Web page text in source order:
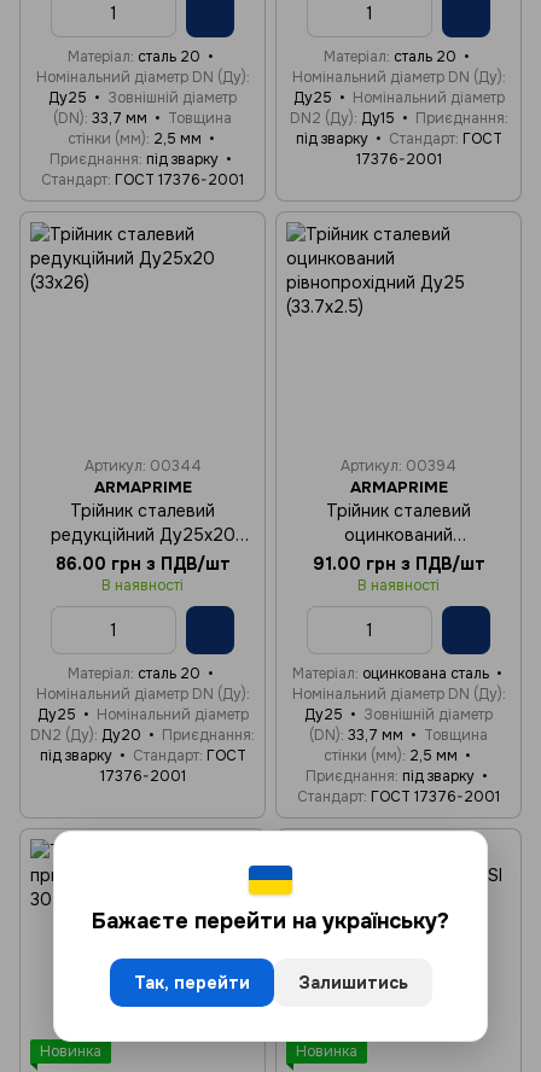
Матеріал сталь 20
Номінальний діаметр DN (Ду)
Ду25
Зовнішній діаметр
(DN) 33,7 мм
Товщина
стінки (мм) 2,5 мм
Приєднання під зварку
Стандарт ГОСТ 17376-2001
Матеріал сталь 20
Номінальний діаметр DN (Ду)
Ду25
Номінальний діаметр
DN2 (Ду) Ду15
Приєднання
під зварку
Стандарт ГОСТ
17376-2001
Артикул: 00344
ARMAPRIME
Трійник сталевий
редукційний Ду25x20
(33х26)
86.00 грн з ПДВ/шт
В наявності
Матеріал сталь 20
Номінальний діаметр DN (Ду)
Ду25
Номінальний діаметр
DN2 (Ду) Ду20
Приєднання
під зварку
Стандарт ГОСТ
17376-2001
Артикул: 00394
ARMAPRIME
Трійник сталевий
оцинкований
рівнопрохідний Ду25
(33.7х2.5)
91.00 грн з ПДВ/шт
В наявності
Матеріал оцинкована сталь
Номінальний діаметр DN (Ду)
Ду25
Зовнішній діаметр
(DN) 33,7 мм
Товщина
стінки (мм) 2,5 мм
Приєднання під зварку
Стандарт ГОСТ 17376-2001
Новинка
Новинка
Бажаєте перейти на українську?
Так, перейти Залишитись